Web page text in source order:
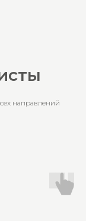
направлений